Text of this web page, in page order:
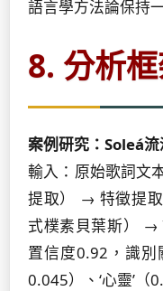
語言學方法論保持
8. 分析
案例研究：Soleá
輸入：原始歌詞文
提取） → 特徵提
式樸素貝葉斯） →
置信度0.92，識別
0.045）、‘心靈’（